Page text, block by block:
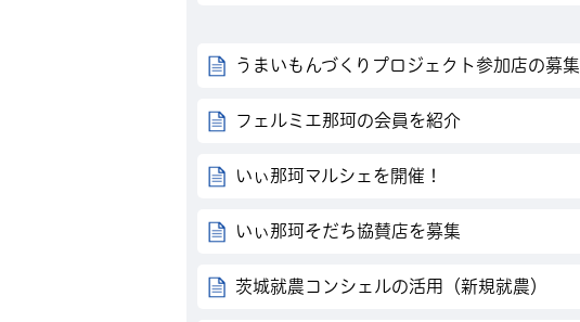
うまいもんづくりプロジェクト参加店の募集
フェルミエ那珂の会員を紹介
いぃ那珂マルシェを開催！
いぃ那珂そだち協賛店を募集
茨城就農コンシェルの活用（新規就農）